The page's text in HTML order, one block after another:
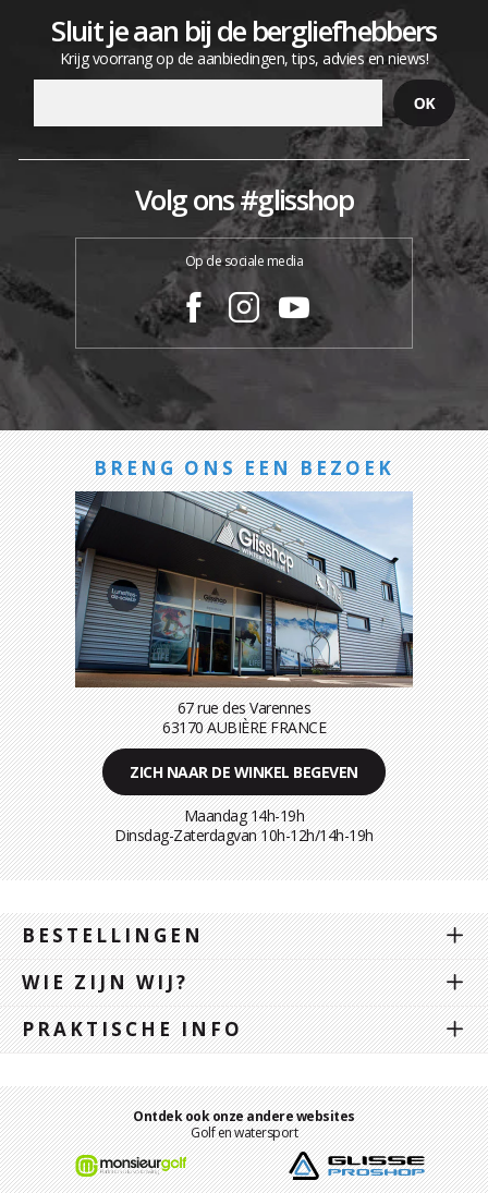
Sluit je aan bij de bergliefhebbers
Krijg voorrang op de aanbiedingen, tips, advies en niews!
Volg ons #glisshop
Op de sociale media
BRENG ONS EEN BEZOEK
67 rue des Varennes
63170 AUBIÈRE FRANCE
ZICH NAAR DE WINKEL BEGEVEN
Maandag 14h-19h
Dinsdag-Zaterdagvan 10h-12h/14h-19h
BESTELLINGEN
WIE ZIJN WIJ?
PRAKTISCHE INFO
Ontdek ook onze andere websites
Golf en watersport